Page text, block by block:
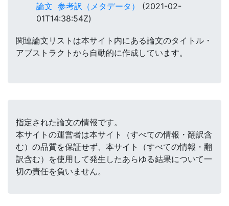
論文 参考訳（メタデータ）
(2021-02-
01T14:38:54Z)
関連論文リストは本サイト内にある論文のタイトル・
アブストラクトから自動的に作成しています。
指定された論文の情報です。
本サイトの運営者は本サイト（すべての情報・翻訳含
む）の品質を保証せず、本サイト（すべての情報・翻
訳含む）を使用して発生したあらゆる結果について一
切の責任を負いません。